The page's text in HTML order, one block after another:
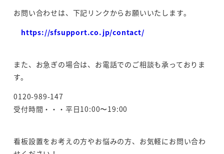
お問い合わせは、下記リンクからお願いいたします。
https://sfsupport.co.jp/contact/
また、お急ぎの場合は、お電話でのご相談も承っておりま
す。
0120-989-147
受付時間・・・平日10:00〜19:00
看板設置をお考えの方やお悩みの方、お気軽にお問い合わ